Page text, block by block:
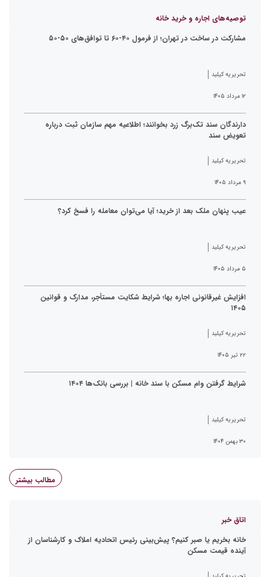
توصیه‌های اجاره و خرید خانه
مشارکت در ساخت در تهران؛ از فرمول ۴۰-۶۰ تا توافق‌های ۵۰-۵۰
تحریریه کیلید
۱۲ مرداد ۱۴۰۵
دارندگان سند تک‌برگ زرد بخوانند؛ اطلاعیه مهم سازمان ثبت درباره
تعویض سند
تحریریه کیلید
۹ مرداد ۱۴۰۵
عیب پنهان ملک بعد از خرید؛ آیا می‌توان معامله را فسخ کرد؟
تحریریه کیلید
۵ مرداد ۱۴۰۵
افزایش غیرقانونی اجاره بها؛ شرایط شکایت مستأجر، مدارک و قوانین
۱۴۰۵
تحریریه کیلید
۲۲ تیر ۱۴۰۵
شرایط گرفتن وام مسکن با سند خانه | بررسی بانک‌ها ۱۴۰۴
تحریریه کیلید
۳۰ بهمن ۱۴۰۴
مطالب بیشتر
اتاق خبر
خانه بخریم یا صبر کنیم؟ پیش‌بینی رئیس اتحادیه املاک و کارشناسان از
آینده قیمت مسکن